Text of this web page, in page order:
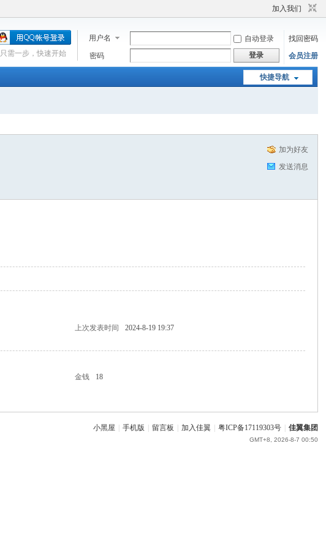
加入我们
用户名 自动登录
找回密码
密码
登录 会员注册
只需一步，快速开始
快捷导航
加为好友
发送消息
上次发表时间
2024-8-19 19:37
金钱
18
小黑屋 手机版 留言板 加入佳翼 粤ICP备17119303号 佳翼集团
GMT+8, 2026-8-7 00:50